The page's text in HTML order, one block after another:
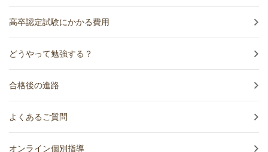
高卒認定試験にかかる費用
どうやって勉強する？
合格後の進路
よくあるご質問
オンライン個別指導